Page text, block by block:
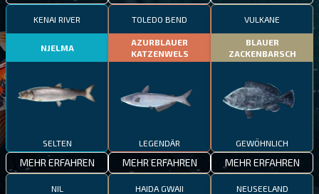
KENAI RIVER
NJELMA
SELTEN
MEHR ERFAHREN
TOLEDO BEND
AZURBLAUER
KATZENWELS
LEGENDÄR
MEHR ERFAHREN
VULKANE
BLAUER
ZACKENBARSCH
GEWÖHNLICH
MEHR ERFAHREN
NIL HAIDA GWAII NEUSEELAND